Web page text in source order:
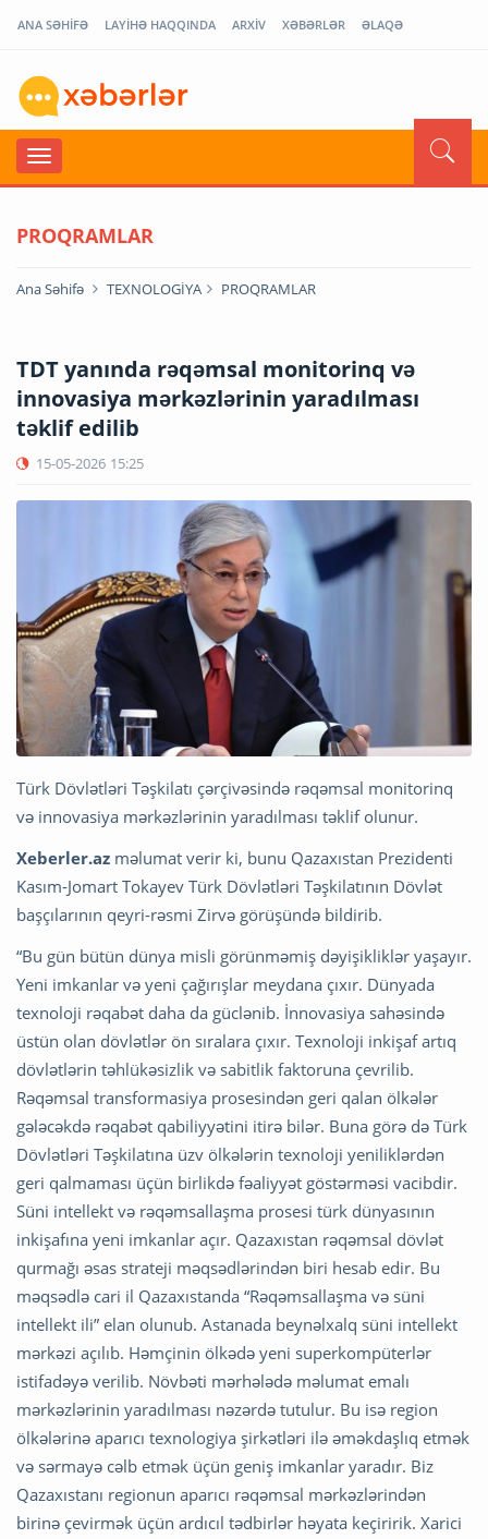
ANA SƏHİFƏ LAYİHƏ HAQQINDA ARXİV XƏBƏRLƏR ƏLAQƏ
PROQRAMLAR
Ana Səhifə TEXNOLOGİYA PROQRAMLAR
TDT yanında rəqəmsal monitorinq və
innovasiya mərkəzlərinin yaradılması
təklif edilib
15-05-2026 15:25
Türk Dövlətləri Təşkilatı çərçivəsində rəqəmsal monitorinq
və innovasiya mərkəzlərinin yaradılması təklif olunur.
Xeberler.az məlumat verir ki, bunu Qazaxıstan Prezidenti
Kasım-Jomart Tokayev Türk Dövlətləri Təşkilatının Dövlət
başçılarının qeyri-rəsmi Zirvə görüşündə bildirib.
“Bu gün bütün dünya misli görünməmiş dəyişikliklər yaşayır.
Yeni imkanlar və yeni çağırışlar meydana çıxır. Dünyada
texnoloji rəqabət daha da güclənib. İnnovasiya sahəsində
üstün olan dövlətlər ön sıralara çıxır. Texnoloji inkişaf artıq
dövlətlərin təhlükəsizlik və sabitlik faktoruna çevrilib.
Rəqəmsal transformasiya prosesindən geri qalan ölkələr
gələcəkdə rəqabət qabiliyyətini itirə bilər. Buna görə də Türk
Dövlətləri Təşkilatına üzv ölkələrin texnoloji yeniliklərdən
geri qalmaması üçün birlikdə fəaliyyət göstərməsi vacibdir.
Süni intellekt və rəqəmsallaşma prosesi türk dünyasının
inkişafına yeni imkanlar açır. Qazaxıstan rəqəmsal dövlət
qurmağı əsas strateji məqsədlərindən biri hesab edir. Bu
məqsədlə cari il Qazaxıstanda “Rəqəmsallaşma və süni
intellekt ili” elan olunub. Astanada beynəlxalq süni intellekt
mərkəzi açılıb. Həmçinin ölkədə yeni superkompüterlər
istifadəyə verilib. Növbəti mərhələdə məlumat emalı
mərkəzlərinin yaradılması nəzərdə tutulur. Bu isə region
ölkələrinə aparıcı texnologiya şirkətləri ilə əməkdaşlıq etmək
və sərmayə cəlb etmək üçün geniş imkanlar yaradır. Biz
Qazaxıstanı regionun aparıcı rəqəmsal mərkəzlərindən
birinə çevirmək üçün ardıcıl tədbirlər həyata keçiririk. Xarici